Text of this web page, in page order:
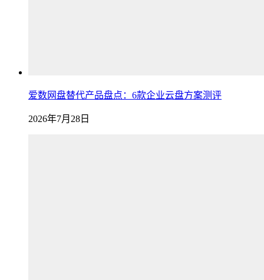
爱数网盘替代产品盘点：6款企业云盘方案测评
2026年7月28日